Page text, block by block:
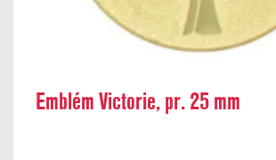
Emblém Victorie, pr. 25 mm